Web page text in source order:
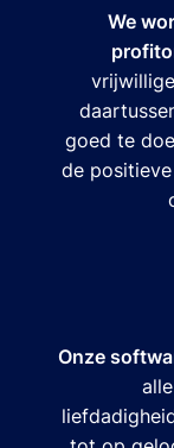
We
goed te
de
Onze